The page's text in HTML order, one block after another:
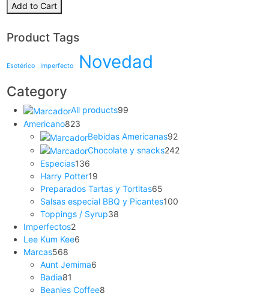
Add to Cart
Product Tags
Esotérico Imperfecto Novedad
Category
All products99
Americano823
Bebidas Americanas92
Chocolate y snacks242
Especias136
Harry Potter19
Preparados Tartas y Tortitas65
Salsas especial BBQ y Picantes100
Toppings / Syrup38
Imperfectos2
Lee Kum Kee6
Marcas568
Aunt Jemima6
Badia81
Beanies Coffee8